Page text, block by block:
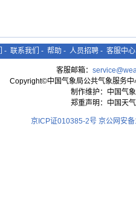
- 联系我们 - 帮助 - 人员招聘 - 客服中心
客服邮箱：
Copyright©中国气象局公共气象服务
制作维护：中国气
郑重声明：中国天
京ICP证010385-2号 京公网安